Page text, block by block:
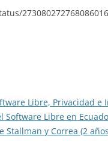
273080272768086016
Libre, Privacidad e
Software Libre en
y Correa (2